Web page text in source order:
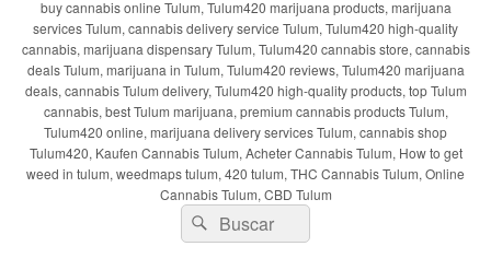
buy cannabis online Tulum, Tulum420 marijuana products, marijuana
services Tulum, cannabis delivery service Tulum, Tulum420 high-quality
cannabis, marijuana dispensary Tulum, Tulum420 cannabis store, cannabis
deals Tulum, marijuana in Tulum, Tulum420 reviews, Tulum420 marijuana
deals, cannabis Tulum delivery, Tulum420 high-quality products, top Tulum
cannabis, best Tulum marijuana, premium cannabis products Tulum,
Tulum420 online, marijuana delivery services Tulum, cannabis shop
Tulum420, Kaufen Cannabis Tulum, Acheter Cannabis Tulum, How to get
weed in tulum, weedmaps tulum, 420 tulum, THC Cannabis Tulum, Online
Cannabis Tulum, CBD Tulum
Buscar
por:
Buscar